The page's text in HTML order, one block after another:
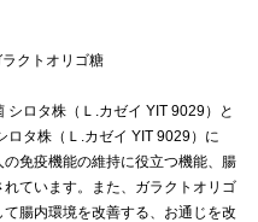
クトオリゴ糖
ロタ株（Ｌ.カゼイ YIT 9029）と
ロタ株（Ｌ.カゼイ YIT 9029）に
免疫機能の維持に役立つ機能、腸
ています。また、ガラクトオリゴ
腸内環境を改善する、お通じを改